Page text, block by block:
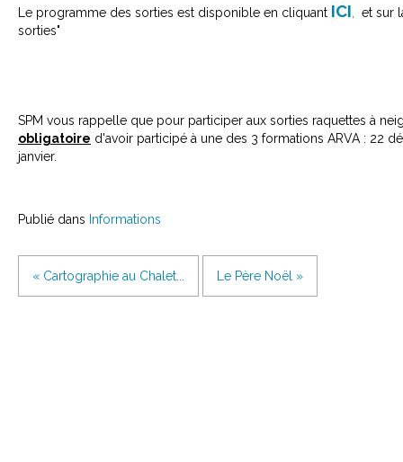
Le programme des sorties est disponible en cliquant ICI
et sur
sorties"
SPM vous rappelle que pour participer aux sorties raquettes à
obligatoire d'avoir participé à une des 3 formations ARVA : 22
janvier.
Publié dans Informations
« Cartographie au Chalet... Le Père Noël »